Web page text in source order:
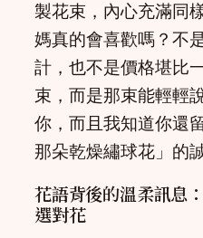
製花束，內心充滿同
媽真的會喜歡嗎？不
計，也不是價格堪比
束，而是那束能輕輕
你，而且我知道你還
那朵乾燥繡球花」的
花語背後的溫柔訊息
選對花